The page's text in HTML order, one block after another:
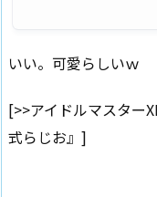
いい。可愛らしいｗ
[>>アイドルマスター
式らじお』]